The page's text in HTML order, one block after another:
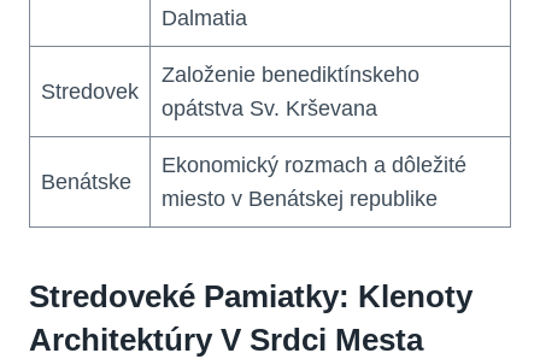
Dalmatia
Stredovek
Založenie benediktínskeho
opátstva Sv. Krševana
Benátske
Ekonomický rozmach a dôležité
miesto v Benátskej republike
Stredoveké Pamiatky: Klenoty
Architektúry V Srdci Mesta